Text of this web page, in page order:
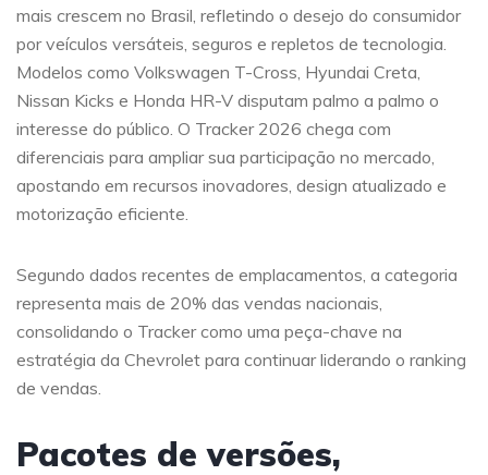
mais crescem no Brasil, refletindo o desejo do consumidor
por veículos versáteis, seguros e repletos de tecnologia.
Modelos como Volkswagen T-Cross, Hyundai Creta,
Nissan Kicks e Honda HR-V disputam palmo a palmo o
interesse do público. O Tracker 2026 chega com
diferenciais para ampliar sua participação no mercado,
apostando em recursos inovadores, design atualizado e
motorização eficiente.
Segundo dados recentes de emplacamentos, a categoria
representa mais de 20% das vendas nacionais,
consolidando o Tracker como uma peça-chave na
estratégia da Chevrolet para continuar liderando o ranking
de vendas.
Pacotes de versões,